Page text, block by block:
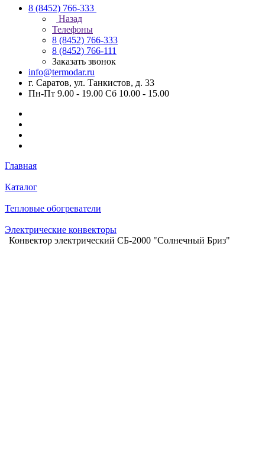
8 (8452) 766-333
Назад
Телефоны
8 (8452) 766-333
8 (8452) 766-111
Заказать звонок
info@termodar.ru
г. Саратов, ул. Танкистов, д. 33
Пн-Пт 9.00 - 19.00 Сб 10.00 - 15.00
Главная
Каталог
Тепловые обогреватели
Электрические конвекторы
Конвектор электрический СБ-2000 "Солнечный Бриз"